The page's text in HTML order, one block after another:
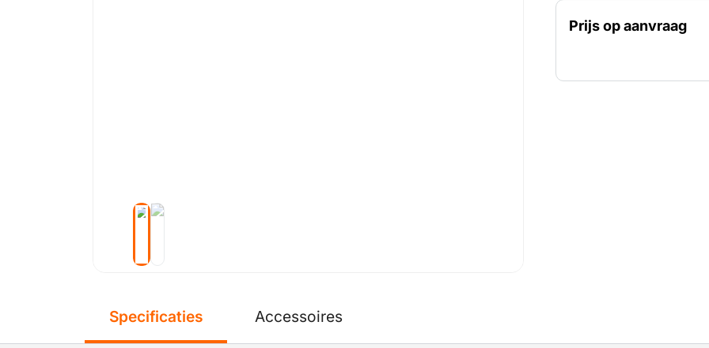
verwijderen en gelijk in
harde (beton) vloeren.
Prijs op aanvraag
Specificaties Accessoires